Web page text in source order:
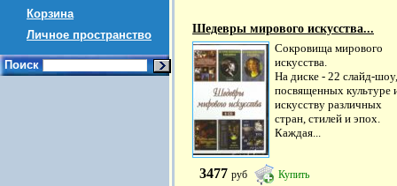
Корзина
Личное пространство
Поиск
Шедевры мирового искусства...
Сокровища мирового
искусства.
На диске - 22 слайд-шоу,
посвященных культуре
искусству различных
стран, стилей и эпох.
Каждая...
3477 руб Купить